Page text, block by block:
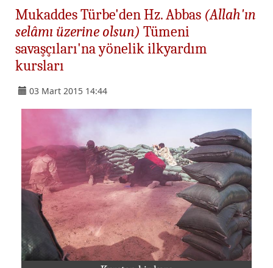
Mukaddes Türbe'den Hz. Abbas (Allah'ın
selâmı üzerine olsun) Tümeni
savaşçıları'na yönelik ilkyardım
kursları
03 Mart 2015 14:44